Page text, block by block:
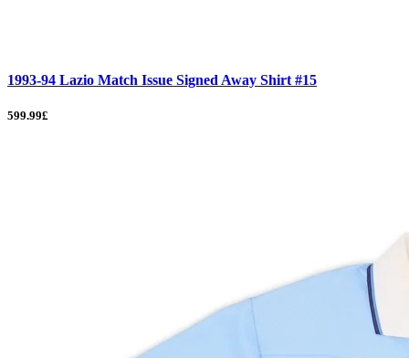
1993-94 Lazio Match Issue Signed Away Shirt #15
599.99£